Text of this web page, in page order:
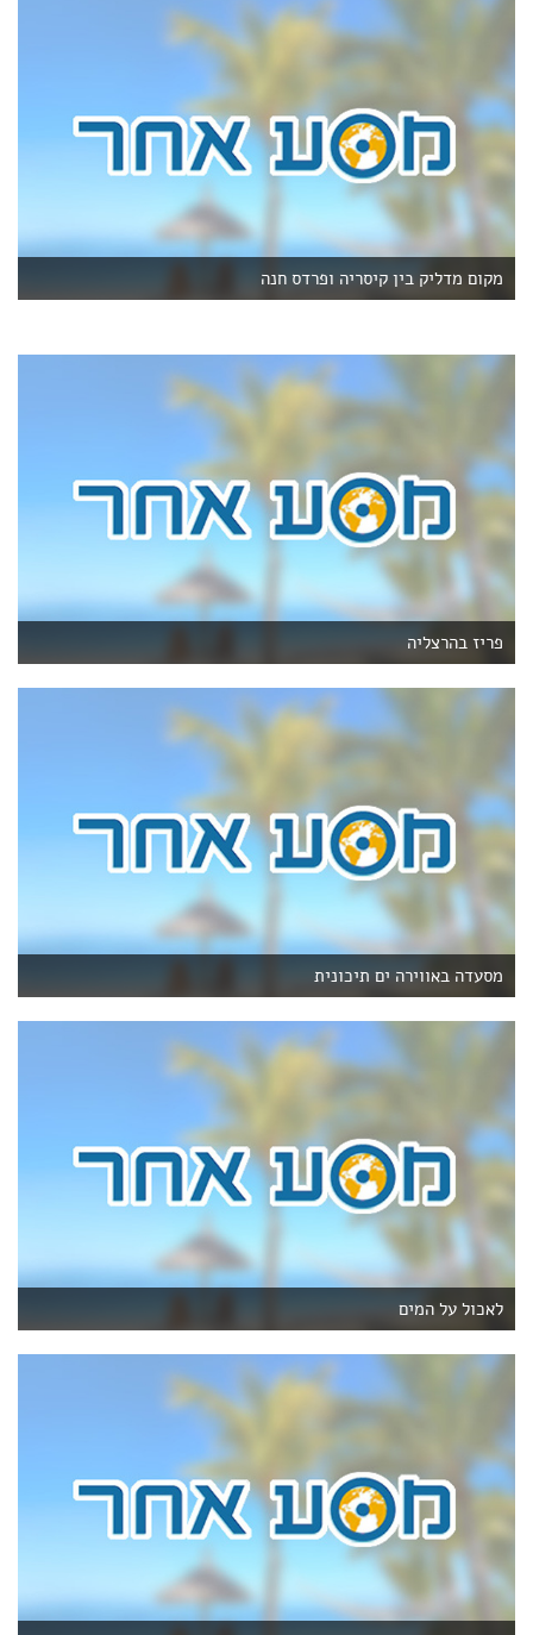
מקום מדליק בין קיסריה ופרדס חנה
פריז בהרצליה
מסעדה באווירה ים תיכונית
לאכול על המים